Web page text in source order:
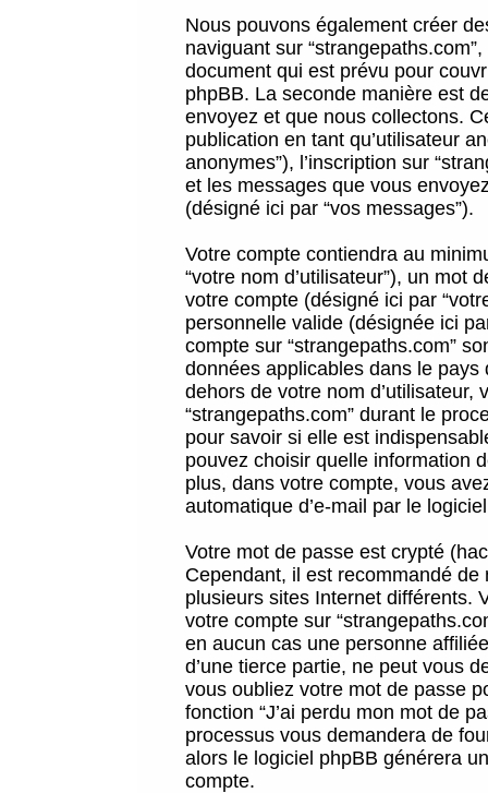
Nous pouvons également créer
naviguant sur
document qui est prévu pour
phpBB. La seconde manière est
envoyez et que nous collectons.
publication en tant qu’utilisateur
anonymes”), l’inscription sur
et les messages que vous
(désigné ici par “vos messages”).
Votre compte contiendra au
“votre nom d’utilisateur”), un mot
votre compte (désigné ici par
personnelle valide (désignée ici
compte sur “strangepaths.com”
données applicables dans le
dehors de votre nom
“strangepaths.com” durant le
pour savoir si elle est
pouvez choisir quelle information
plus, dans votre compte, vous
automatique d’e-mail par le
Votre mot de passe est crypté
Cependant, il est recommandé
plusieurs sites Internet différents.
votre compte sur
en aucun cas une personne
d’une tierce partie, ne peut vous
vous oubliez votre mot de passe
fonction “J’ai perdu mon mot de
processus vous demandera de
alors le logiciel phpBB générera
compte.